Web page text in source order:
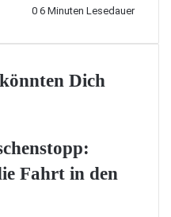
0 6 Minuten Lesedauer
Dich
Fahrt in den